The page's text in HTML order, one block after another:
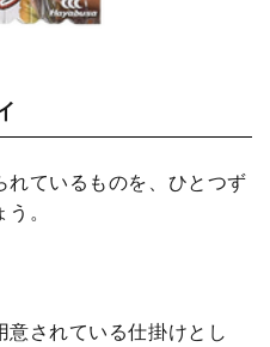
れているものを、ひとつず
。
意されている仕掛けとし